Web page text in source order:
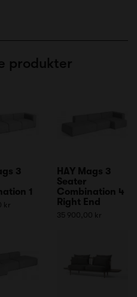
produkter
3
1
kr
HAY Mags 3
Seater
Combination 4
Right End
35 900,00 kr